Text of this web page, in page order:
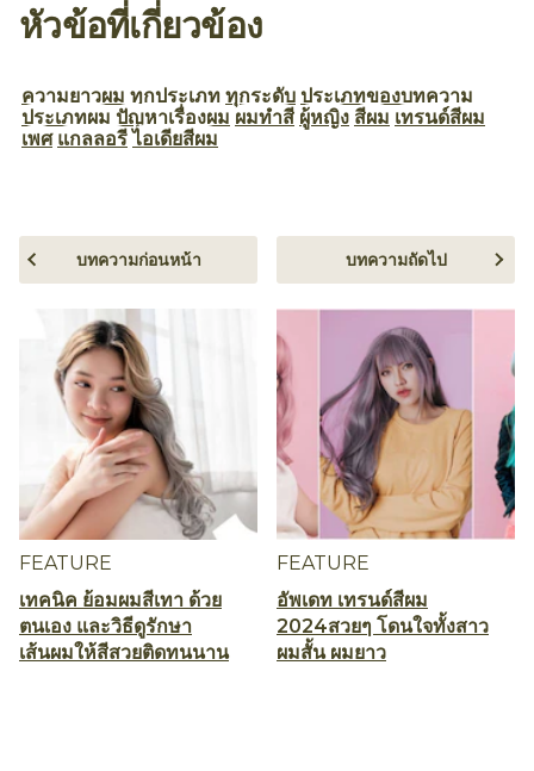
หัวข้อที่เกี่ยวข้อง
ความยาวผม ทุกประเภท ทุกระดับ ประเภทของบทความ
ประเภทผม ปัญหาเรื่องผม ผมทำสี ผู้หญิง สีผม เทรนด์สีผม
เพศ แกลลอรี ไอเดียสีผม
FEATURE
เทคนิค ย้อมผมสีเทา ด้วย
ตนเอง และวิธีดูรักษา
เส้นผมให้สีสวยติดทนนาน
บทความก่อนหน้า
FEATURE
อัพเดท เทรนด์สีผม
2024สวยๆ โดนใจทั้งสาว
ผมสั้น ผมยาว
บทความถัดไป